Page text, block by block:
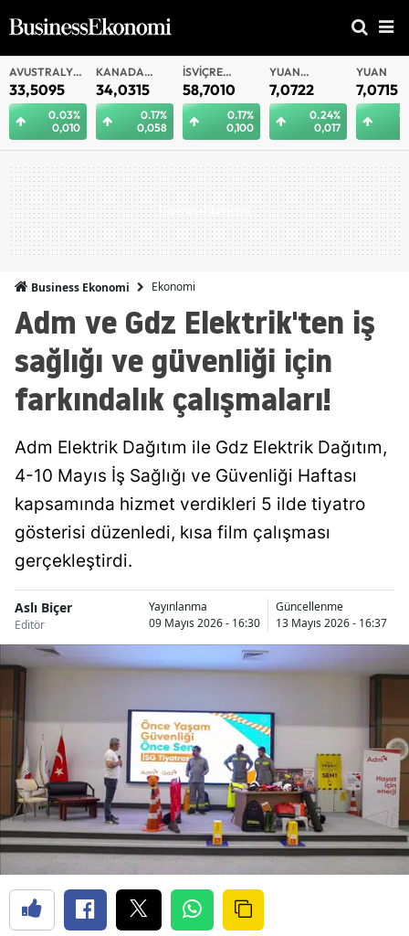
AVUSTRALYA
DOLARI
33,5095
0.03%
0,010
KANADA
DOLARI
34,0315
0.17%
0,058
İSVIÇRE
FRANKI
58,7010
0.17%
0,100
YUAN
OFFSHORE
7,0722
0.24%
0,017
YUAN
7,0715
Business Ekonomi Ekonomi
Adm ve Gdz Elektrik'ten iş
sağlığı ve güvenliği için
farkındalık çalışmaları!
Adm Elektrik Dağıtım ile Gdz Elektrik Dağıtım,
4-10 Mayıs İş Sağlığı ve Güvenliği Haftası
kapsamında hizmet verdikleri 5 ilde tiyatro
gösterisi düzenledi, kısa film çalışması
gerçekleştirdi.
Aslı Biçer
Editör
Yayınlanma
09 Mayıs 2026 - 16:30
Güncellenme
13 Mayıs 2026 - 16:37